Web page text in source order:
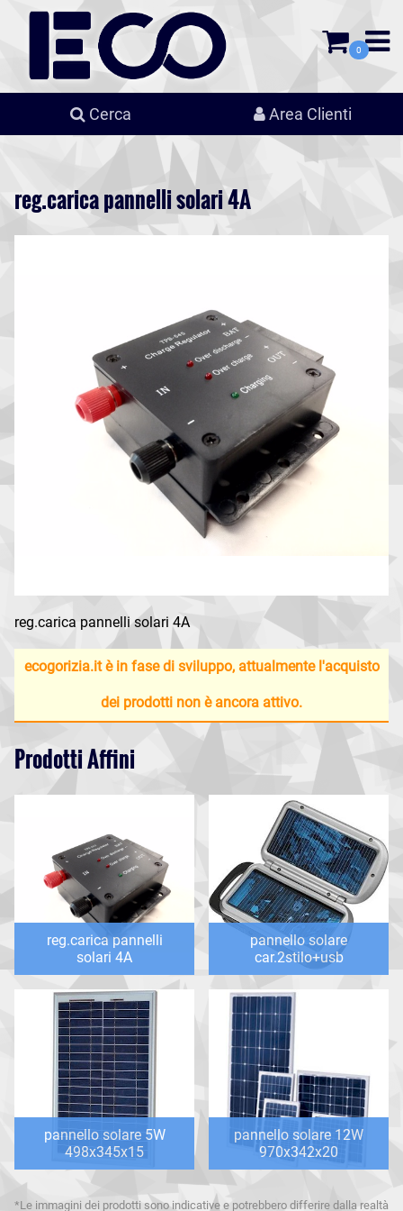
0
Cerca Area Clienti
reg.carica pannelli solari 4A
reg.carica pannelli solari 4A
ecogorizia.it è in fase di sviluppo, attualmente l'acquisto
dei prodotti non è ancora attivo.
Prodotti Affini
reg.carica pannelli
solari 4A
pannello solare
car.2stilo+usb
pannello solare 5W
498x345x15
pannello solare 12W
970x342x20
*Le immagini dei prodotti sono indicative e potrebbero differire dalla realtà